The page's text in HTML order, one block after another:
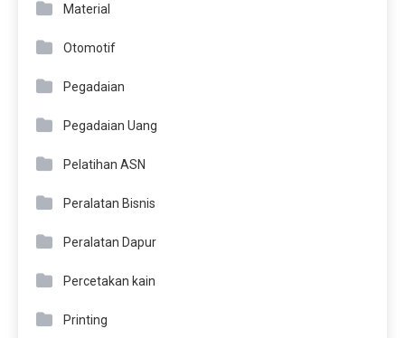
Material
Otomotif
Pegadaian
Pegadaian Uang
Pelatihan ASN
Peralatan Bisnis
Peralatan Dapur
Percetakan kain
Printing